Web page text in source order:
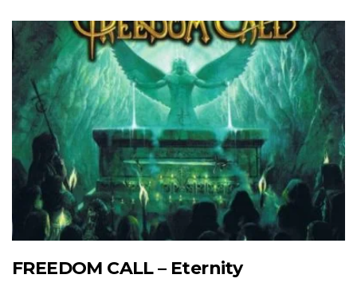
FREEDOM CALL – Eternity